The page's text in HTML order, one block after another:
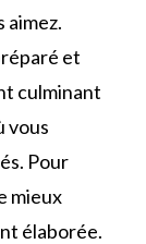
aimez.
et
culminant
vous
Pour
mieux
élaborée.